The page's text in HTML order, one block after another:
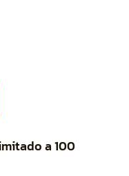
a 100